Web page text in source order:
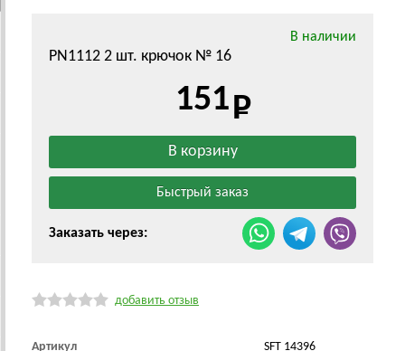
В наличии
PN1112 2 шт. крючок № 16
151
Заказать через:
добавить отзыв
Артикул SFT 14396